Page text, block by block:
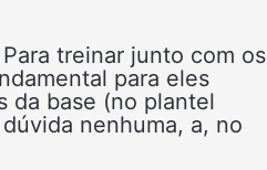
treinar junto com os
para eles
da base (no plantel
nenhuma, a, no